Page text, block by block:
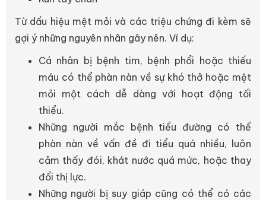
Từ dấu hiệu mệt mỏi và các triệu chứng đi kèm sẽ
gợi ý những nguyên nhân gây nên. Ví dụ:
Cá nhân bị bệnh tim, bệnh phổi hoặc thiếu
máu có thể phàn nàn về sự khó thở hoặc mệt
mỏi một cách dễ dàng với hoạt động tối
thiểu.
Những người mắc bệnh tiểu đường có thể
phàn nàn về vấn đề đi tiểu quá nhiều, luôn
cảm thấy đói, khát nước quá mức, hoặc thay
đổi thị lực.
Những người bị suy giáp cũng có thể có các